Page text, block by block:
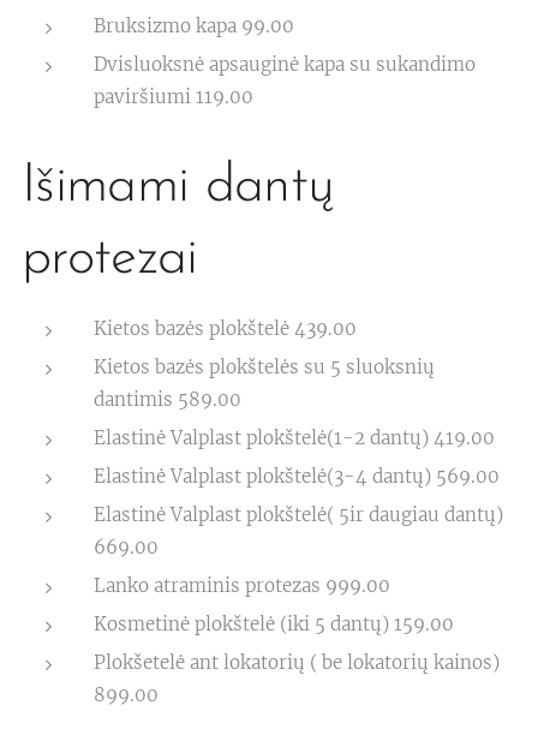
Bruksizmo kapa 99.00
Dvisluoksnė apsauginė kapa su sukandimo
paviršiumi 119.00
Išimami dantų
protezai
Kietos bazės plokštelė 439.00
Kietos bazės plokštelės su 5 sluoksnių
dantimis 589.00
Elastinė Valplast plokštelė(1-2 dantų) 419.00
Elastinė Valplast plokštelė(3-4 dantų) 569.00
Elastinė Valplast plokštelė( 5ir daugiau dantų)
669.00
Lanko atraminis protezas 999.00
Kosmetinė plokštelė (iki 5 dantų) 159.00
Plokšetelė ant lokatorių ( be lokatorių kainos)
899.00